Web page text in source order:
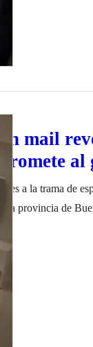
mail
a la trama de
la provincia de
la dirección del
jefe operativo a…